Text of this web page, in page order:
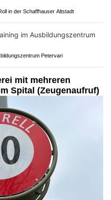
in der Schaffhauser Altstadt
Petervari
mit mehreren
Spital (Zeugenaufruf)